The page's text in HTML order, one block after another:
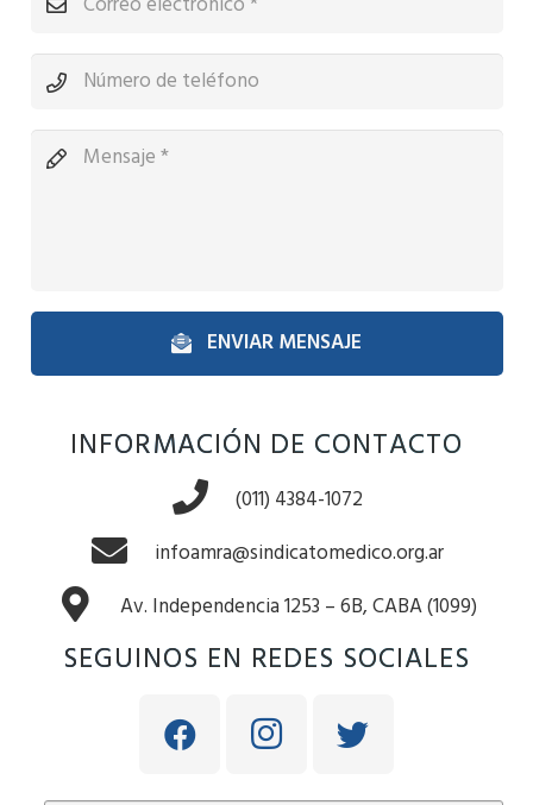
ENVIAR MENSAJE
INFORMACIÓN DE CONTACTO
(011) 4384-1072
infoamra@sindicatomedico.org.ar
Av. Independencia 1253 – 6B, CABA (1099)
SEGUINOS EN REDES SOCIALES